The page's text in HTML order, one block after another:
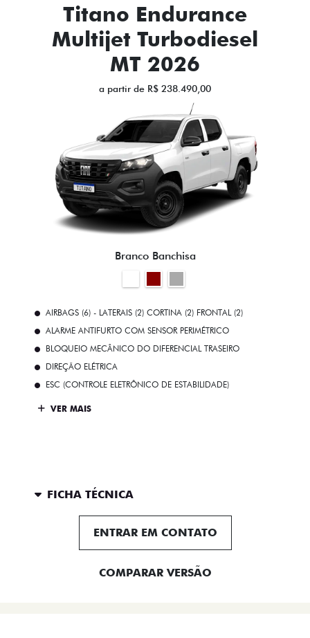
Titano Endurance
Multijet Turbodiesel
MT 2026
a partir de R$ 238.490,00
Branco Banchisa
AIRBAGS (6) - LATERAIS (2) CORTINA (2) FRONTAL (2)
ALARME ANTIFURTO COM SENSOR PERIMÉTRICO
BLOQUEIO MECÂNICO DO DIFERENCIAL TRASEIRO
DIREÇÃO ELÉTRICA
ESC (CONTROLE ELETRÔNICO DE ESTABILIDADE)
VER MAIS
FICHA TÉCNICA
ENTRAR EM CONTATO
COMPARAR VERSÃO